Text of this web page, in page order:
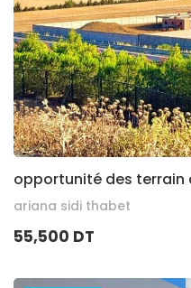
opportunité des terrain
ariana sidi thabet
55,500 DT